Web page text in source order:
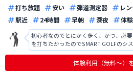
打ち放題 安い 弾道測定器 レ
駅近
24時間 早朝 深夜 体
初心者なのでとにかく多く、かつ、必
を打ちたかったのでSMART GOLFのシステム
ファンなので、会員向けコンテンツを
体験利用（無料〜）